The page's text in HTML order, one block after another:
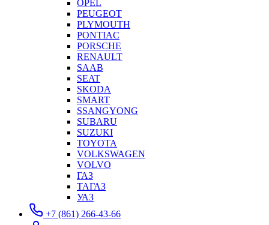
OPEL
PEUGEOT
PLYMOUTH
PONTIAC
PORSCHE
RENAULT
SAAB
SEAT
SKODA
SMART
SSANGYONG
SUBARU
SUZUKI
TOYOTA
VOLKSWAGEN
VOLVO
ГАЗ
ТАГАЗ
УАЗ
+7 (861) 266-43-66